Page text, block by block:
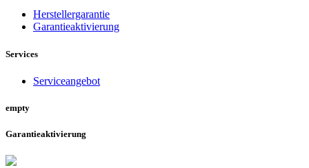
Herstellergarantie
Garantieaktivierung
Services
Serviceangebot
empty
Garantieaktivierung